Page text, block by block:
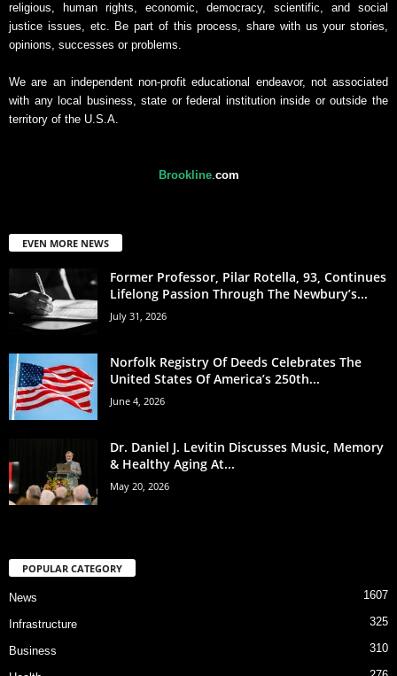
religious, human rights, economic, democracy, scientific, and social
justice issues, etc. Be part of this process, share with us your stories,
opinions, successes or problems.
We are an independent non-profit educational endeavor, not associated
with any local business, state or federal institution inside or outside the
territory of the U.S.A.
Brookline.com
EVEN MORE NEWS
Former Professor, Pilar Rotella, 93, Continues
Lifelong Passion Through The Newbury’s...
July 31, 2026
Norfolk Registry Of Deeds Celebrates The
United States Of America’s 250th...
June 4, 2026
Dr. Daniel J. Levitin Discusses Music, Memory
& Healthy Aging At...
May 20, 2026
POPULAR CATEGORY
News 1607
Infrastructure 325
Business 310